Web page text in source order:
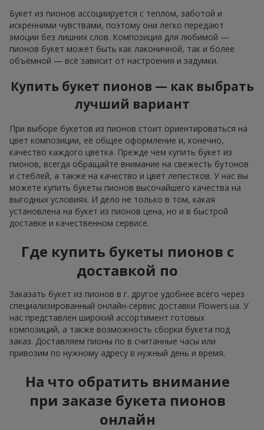
Букет из пионов ассоциируется с теплом, заботой и
искренними чувствами, поэтому они легко передают
эмоции без лишних слов. Композиция для любимой —
пионов букет может быть как лаконичной, так и более
объёмной — всё зависит от настроения и задумки.
Купить букет пионов — как выбрать
лучший вариант
При выборе букетов из пионов стоит ориентироваться на
цвет композиции, её общее оформление и, конечно,
качество каждого цветка. Прежде чем купить букет из
пионов, всегда обращайте внимание на свежесть бутонов
и стеблей, а также на качество и цвет лепестков. У нас вы
можете купить букеты пионов высочайшего качества на
выгодных условиях. И дело не только в том, какая
установлена на букет из пионов цена, но и в быстрой
доставке и качественном сервисе.
Где купить букеты пионов с
доставкой по
Заказать букет из пионов в г. другое удобнее всего через
специализированный онлайн-сервис доставки Flowers.ua. У
нас представлен широкий ассортимент готовых
композиций, а также возможность сборки букета под
заказ. Доставляем пионы по в считанные часы или
привозим по нужному адресу в нужный день и время.
На что обратить внимание
при заказе букета пионов
онлайн